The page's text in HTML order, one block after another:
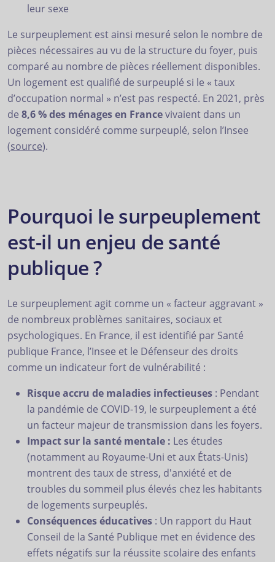
leur sexe
Le surpeuplement est ainsi mesuré selon le nombre de
pièces nécessaires au vu de la structure du foyer, puis
comparé au nombre de pièces réellement disponibles.
Un logement est qualifié de surpeuplé si le « taux
d’occupation normal » n’est pas respecté. En 2021, près
de 8,6 % des ménages en Francevivaient dans un
logement considéré comme surpeuplé, selon l’Insee
(source).
Pourquoi le surpeuplement
est-il un enjeu de santé
publique ?
Le surpeuplement agit comme un « facteur aggravant »
de nombreux problèmes sanitaires, sociaux et
psychologiques. En France, il est identifié par Santé
publique France, l’Insee et le Défenseur des droits
comme un indicateur fort de vulnérabilité :
Risque accru de maladies infectieuses : Pendant
la pandémie de COVID-19, le surpeuplement a été
un facteur majeur de transmission dans les foyers.
Impact sur la santé mentale : Les études
(notamment au Royaume-Uni et aux États-Unis)
montrent des taux de stress, d'anxiété et de
troubles du sommeil plus élevés chez les habitants
de logements surpeuplés.
Conséquences éducatives : Un rapport du Haut
Conseil de la Santé Publique met en évidence des
effets négatifs sur la réussite scolaire des enfants